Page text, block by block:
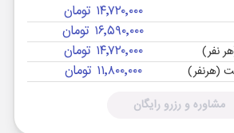
۱۴٬۷۲۰٬۰۰۰ تومان
۱۶٬۵۹۰٬۰۰۰ تومان
نفر) ۱۴٬۷۲۰٬۰۰۰ تومان
(هرنفر) ۱۱٬۸۰۰٬۰۰۰ تومان
مشاوره و رزرو رایگان